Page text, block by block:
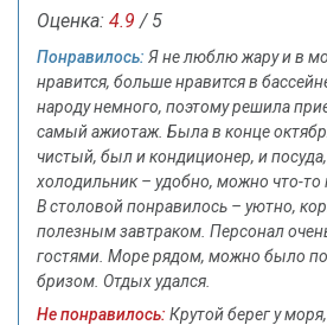
Оценка: 4.9 / 5
Понравилось: Я не люблю жару и в
нравится, больше нравится в
народу немного, поэтому решила
самый ажиотаж. Была в конце
чистый, был и кондиционер, и
холодильник – удобно, можно что-то
В столовой понравилось – уютно,
полезным завтраком. Персонал
гостями. Море рядом, можно было
бризом. Отдых удался.
Не понравилось: Крутой берег у